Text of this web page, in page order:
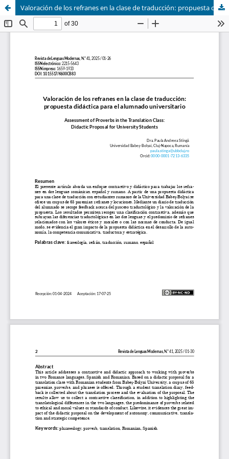
Valoración de los refranes en la clase de traducción: propuesta didáctica para el alumnado universitario